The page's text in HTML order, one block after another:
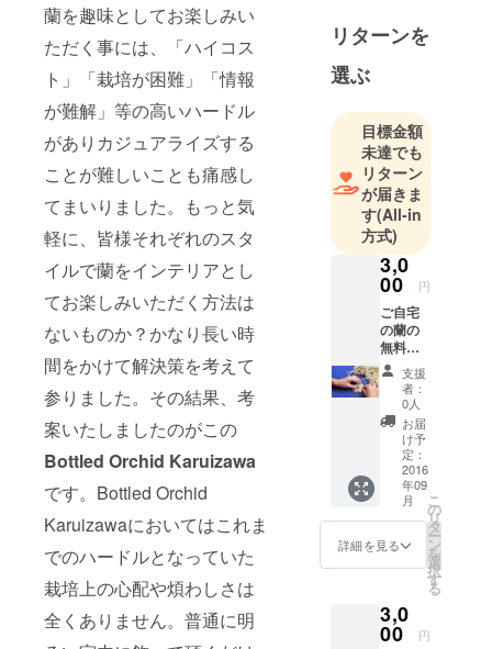
蘭を趣味としてお楽しみい
ただく事には、「ハイコス
ト」「栽培が困難」「情報
が難解」等の高いハードル
がありカジュアライズする
ことが難しいことも痛感し
てまいりました。もっと気
軽に、皆様それぞれのスタ
イルで蘭をインテリアとし
てお楽しみいただく方法は
ないものか？かなり長い時
間をかけて解決策を考えて
参りました。その結果、考
案いたしましたのがこの
Bottled Orchid Karuizawa
です。Bottled Orchid
Karuizawaにおいてはこれま
でのハードルとなっていた
栽培上の心配や煩わしさは
全くありません。普通に明
高いイメー
ジがありま
すが、もっ
ともっとカ
ジュアルに
皆様のスタ
イルで楽し
める要素が
沢山ありま
す。Bottled
Orchid
Karuizawaを
通じてそん
な蘭の魅力
の一端をお
伝えできた
らと願って
おります。8
月に初めて
クラウド
ファンディ
ングを利用
し沢山の方
いただくこ
とが出来ま
リターンを
選ぶ
目標金額
未達でも
リターン
が届きま
す(All-in
方式)
3,0
00 円
ご自宅
の蘭の
無料メ
ンテナ
ンス。
花が終
わり対
処にお
困りの
蘭や観
葉植物
はござ
いませ
んか？
プレゼ
が終わ
り枯れ
支援
者：
0人
お届
け予
定：
2016
年09
月
詳細を見る
こ
の
リ
タ
ー
ン
を
選
択
す
る
3,0
00 円